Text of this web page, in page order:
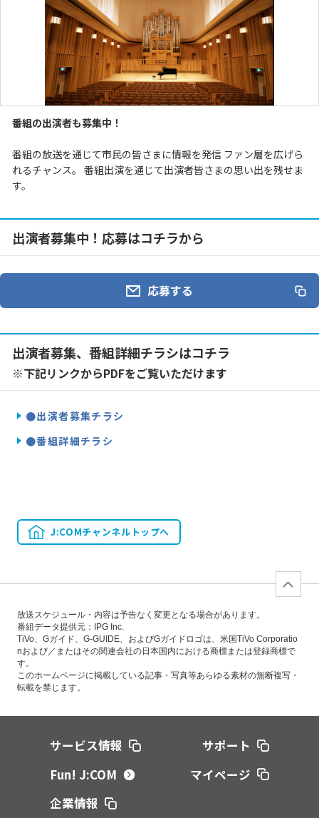
番組の出演者も募集中！
番組の放送を通じて市民の皆さまに情報を発信 ファン層を広げら
れるチャンス。 番組出演を通じて出演者皆さまの思い出を残せま
す。
出演者募集中！応募はコチラから
応募する
出演者募集、番組詳細チラシはコチラ
※下記リンクからPDFをご覧いただけます
●出演者募集チラシ
●番組詳細チラシ
J:COMチャンネルトップへ
放送スケジュール・内容は予告なく変更となる場合があります。
番組データ提供元：IPG Inc.
TiVo、Gガイド、G-GUIDE、およびGガイドロゴは、米国TiVo Corporatio
nおよび／またはその関連会社の日本国内における商標または登録商標で
す。
このホームページに掲載している記事・写真等あらゆる素材の無断複写・
転載を禁じます。
サービス情報
サポート
Fun! J:COM
マイページ
企業情報